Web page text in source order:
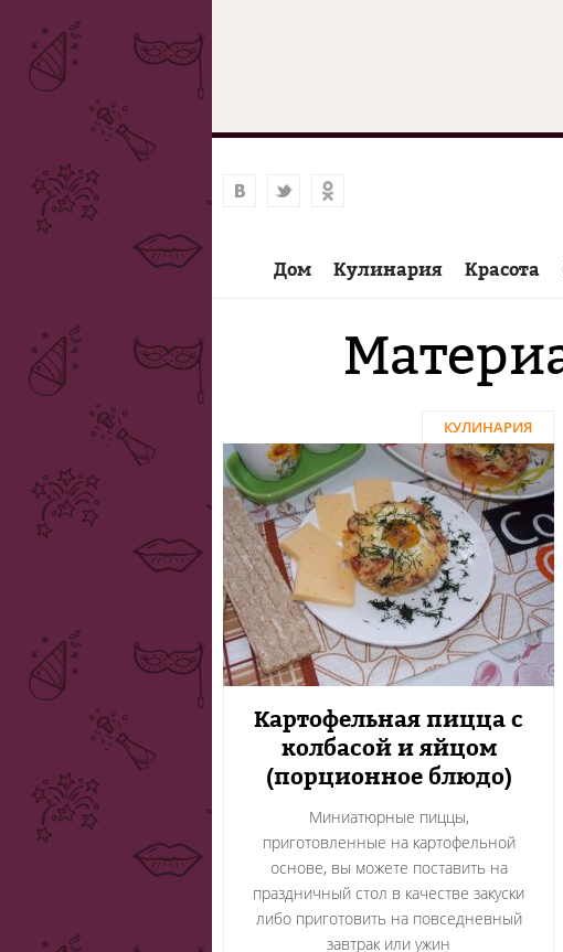
Дом Кулинария Красота
КУЛИНАРИЯ
Картофельная пицца с
колбасой и яйцом
(порционное блюдо)
Миниатюрные пиццы,
приготовленные на картофельной
основе, вы можете поставить на
праздничный стол в качестве закуски
либо приготовить на повседневный
завтрак или ужин